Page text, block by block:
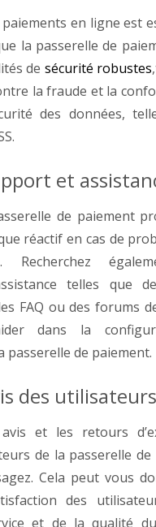
en ligne est
la passerelle de
de sécurité robustes
la fraude et la
des données,
et
de paiement
réactif en cas de
Recherchez
telles que
FAQ ou des forums
dans la
passerelle de paiement.
des
et les retours
de la passerelle
Cela peut vous
des
et de la qualité